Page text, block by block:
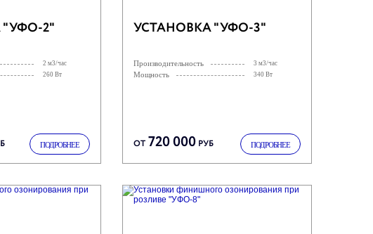
"УФО-2"
2 м3/час
260 Вт
ПОДРОБНЕЕ
УСТАНОВКА "УФО-3"
Производительность 3 м3/час
Мощность 340 Вт
ОТ 720 000 РУБ ПОДРОБНЕЕ